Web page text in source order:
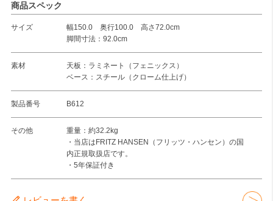
商品スペック
サイズ
幅150.0 奥行100.0 高さ72.0cm
脚間寸法：92.0cm
素材
天板：ラミネート（フェニックス）
ベース：スチール（クローム仕上げ）
製品番号 B612
その他
重量：約32.2kg
・当店はFRITZ HANSEN（フリッツ・ハンセン）の国
内正規取扱店です。
・5年保証付き